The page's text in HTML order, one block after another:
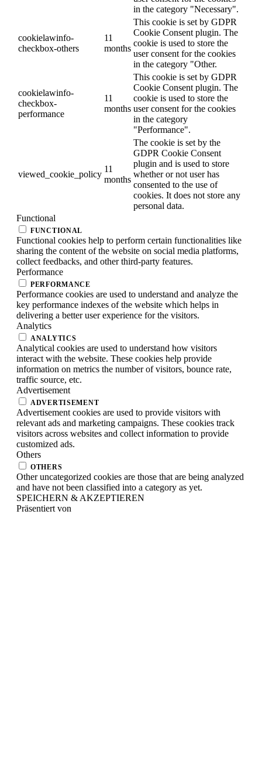
in the category "Necessary".
cookielawinfo-
checkbox-others
11
months
This cookie is set by GDPR
Cookie Consent plugin. The
cookie is used to store the
user consent for the cookies
in the category "Other.
cookielawinfo-
checkbox-
performance
11
months
This cookie is set by GDPR
Cookie Consent plugin. The
cookie is used to store the
user consent for the cookies
in the category
"Performance".
viewed_cookie_policy
11
months
The cookie is set by the
GDPR Cookie Consent
plugin and is used to store
whether or not user has
consented to the use of
cookies. It does not store any
personal data.
Functional
FUNCTIONAL
Functional cookies help to perform certain functionalities like
sharing the content of the website on social media platforms,
collect feedbacks, and other third-party features.
Performance
PERFORMANCE
Performance cookies are used to understand and analyze the
key performance indexes of the website which helps in
delivering a better user experience for the visitors.
Analytics
ANALYTICS
Analytical cookies are used to understand how visitors
interact with the website. These cookies help provide
information on metrics the number of visitors, bounce rate,
traffic source, etc.
Advertisement
ADVERTISEMENT
Advertisement cookies are used to provide visitors with
relevant ads and marketing campaigns. These cookies track
visitors across websites and collect information to provide
customized ads.
Others
OTHERS
Other uncategorized cookies are those that are being analyzed
and have not been classified into a category as yet.
SPEICHERN & AKZEPTIEREN
Präsentiert von